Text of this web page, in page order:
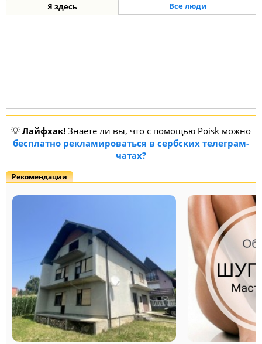
Я здесь Все люди
💡 Лайфхак! Знаете ли вы, что с помощью Poisk можно
бесплатно рекламироваться в сербских телеграм-
чатах?
Рекомендации